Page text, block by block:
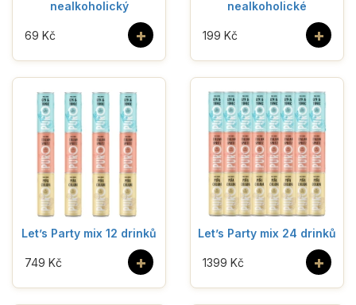
nealkoholický
+
69 Kč
nealkoholické
+
199 Kč
Let’s Party mix 12 drinků
+
749 Kč
Let’s Party mix 24 drinků
+
1399 Kč